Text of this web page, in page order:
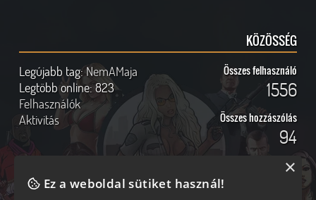
KÖZÖSSÉG
Legújabb tag:NemAMaja
Legtöbb online:823
Felhasználók
Aktivitás
Összes felhasználó
1556
Összes hozzászólás
94
Ez a weboldal sütiket használ!
×